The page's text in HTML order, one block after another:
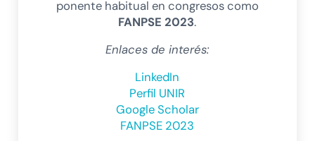
ponente habitual en congresos como
FANPSE 2023.
Enlaces de interés:
LinkedIn
Perfil UNIR
Google Scholar
FANPSE 2023